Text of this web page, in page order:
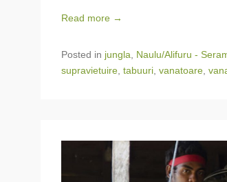
Read more →
Posted in jungla Naulu/Alifuru -
supravietuire tabuuri vanatoare